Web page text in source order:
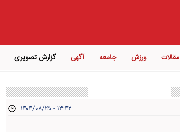
مقالات ورزش جامعه آگهی گزارش تصویری
۱۴۰۴/۰۸/۲۵ - ۱۳:۴۲